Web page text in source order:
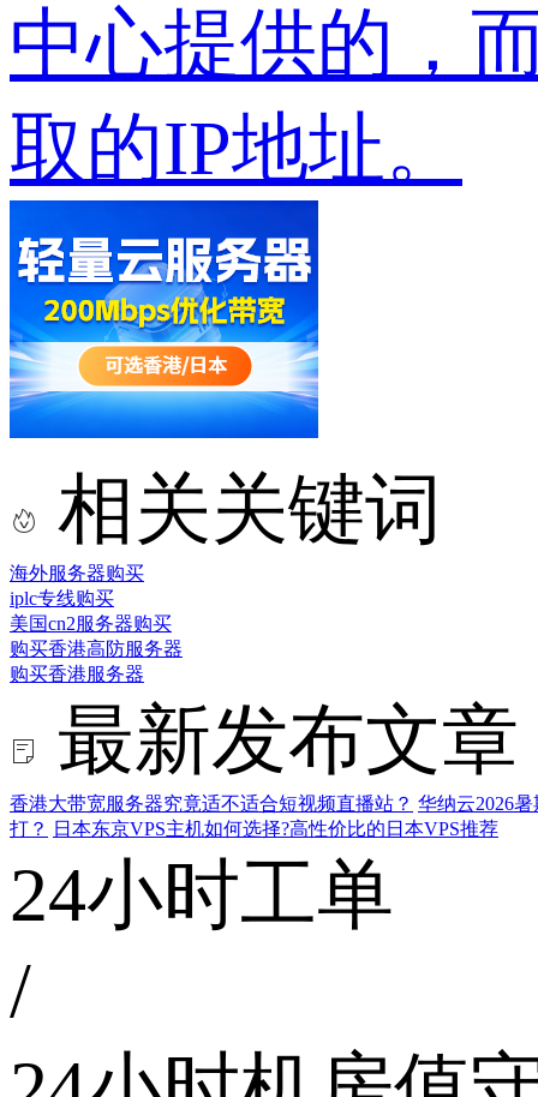
中心提供的，
取的IP地址。
相关关键词
海外服务器购买
iplc专线购买
美国cn2服务器购买
购买香港高防服务器
购买香港服务器
最新发布文章
香港大带宽服务器究竟适不适合短视频直播站？ 华纳云2026
打？
日本东京VPS主机如何选择?高性价比的日本VPS推荐
24小时工单
/